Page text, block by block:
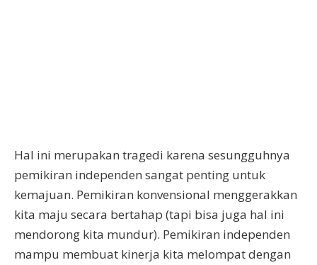
Hal ini merupakan tragedi karena sesungguhnya
pemikiran independen sangat penting untuk
kemajuan. Pemikiran konvensional menggerakkan
kita maju secara bertahap (tapi bisa juga hal ini
mendorong kita mundur). Pemikiran independen
mampu membuat kinerja kita melompat dengan